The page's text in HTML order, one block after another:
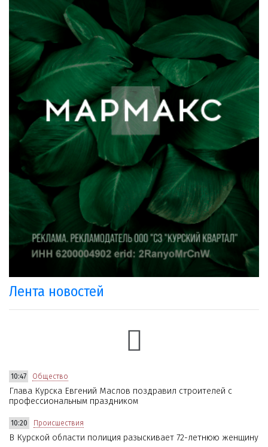
Лента новостей
10:47 Общество
Глава Курска Евгений Маслов поздравил строителей с
профессиональным праздником
10:20 Происшествия
В Курской области полиция разыскивает 72-летнюю женщину